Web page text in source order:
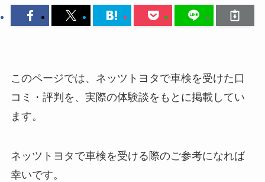
このページでは、ネッツトヨタで車検を受けた口
コミ・評判を、実際の体験談をもとに掲載してい
ます。
ネッツトヨタで車検を受ける際のご参考になれば
幸いです。